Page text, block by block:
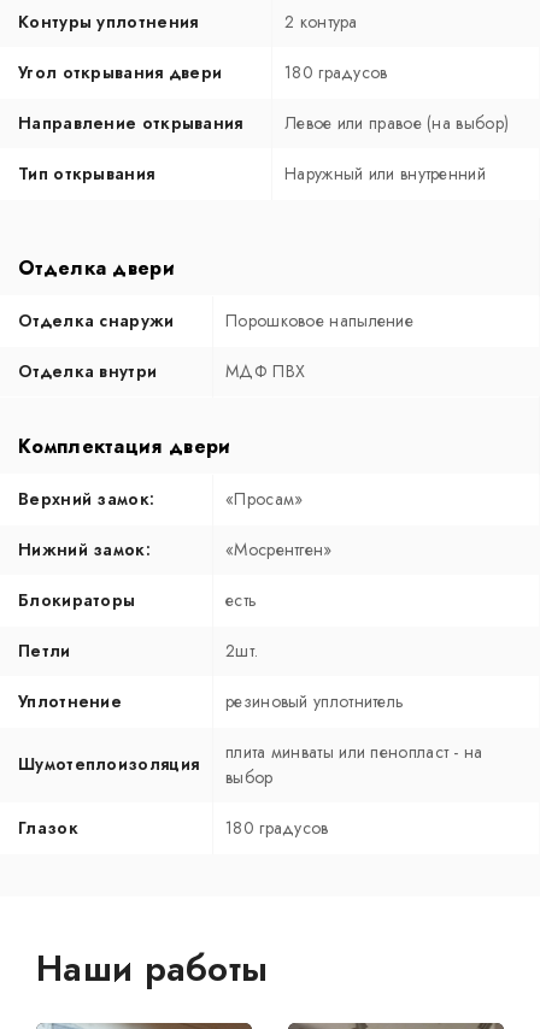
Контуры уплотнения 2 контура
Угол открывания двери 180 градусов
Направление открывания Левое или правое (на выбор)
Тип открывания Наружный или внутренний
Отделка двери
Отделка снаружи Порошковое напыление
Отделка внутри МДФ ПВХ
Комплектация двери
Верхний замок: «Просам»
Нижний замок: «Мосрентген»
Блокираторы есть
Петли 2шт.
Уплотнение резиновый уплотнитель
Шумотеплоизоляция
плита минваты или пенопласт - на
выбор
Глазок 180 градусов
Наши работы